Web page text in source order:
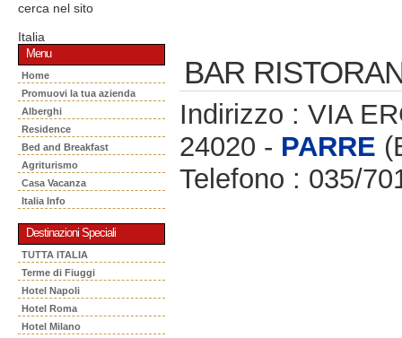
cerca nel sito
Italia
Menu
Home
Promuovi la tua azienda
Alberghi
Residence
Bed and Breakfast
Agriturismo
Casa Vacanza
Italia Info
Destinazioni Speciali
TUTTA ITALIA
Terme di Fiuggi
Hotel Napoli
Hotel Roma
Hotel Milano
BAR
Indirizzo : VIA
24020 - PARRE
Telefono : 035/